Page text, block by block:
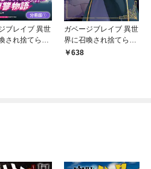
ブレイブ 異世
され捨てられ
復讐物語【分
ガベージブレイブ 異世
界に召喚され捨てられ
た勇者の復讐物語 1巻
638